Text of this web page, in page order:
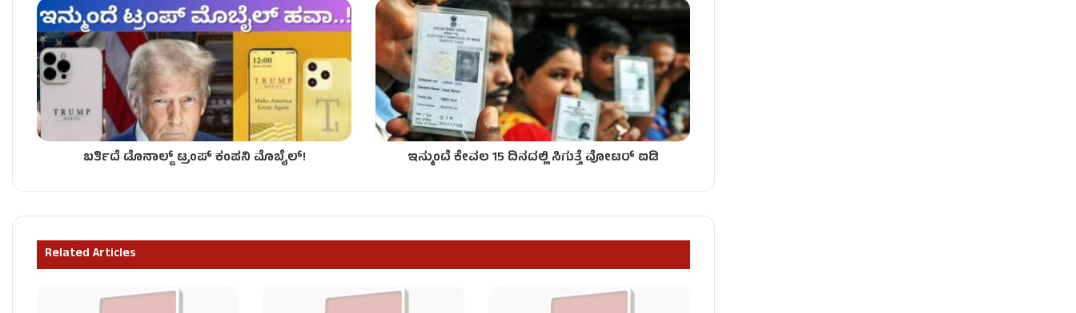
ವೃಶ್ಚಿಕ ರಾಶಿಯವರು ಈ ಕೆಲಸ ಮಾಡಿದ್ರೆ ಅವರ ಜೀವನದಲ್ಲಿ ಸುವರ್ಣಯುಗ..!
ಅಕ್ಷಯ ತೃತೀಯದಂದು ‘ಗಜಕೇಸರಿ ರಾಜಯೋಗ’: ಈ ರಾಶಿಯವರಿಗೆ ಒಲಿಯಲಿದೆ ಅದೃಷ್ಟದ ಸುವರ್ಣ ಕಾಲ..!
ಏಪ್ರಿಲ್ ತಿಂಗಳ ಮೊದಲ ವಾರ ಯಾವ ರಾಶಿಗೆ ಶುಭ?
ಬರ್ತಿದೆ ಡೊನಾಲ್ಡ್ ಟ್ರಂಪ್ ಕಂಪನಿ ಮೊಬೈಲ್! ಇನ್ಮುಂದೆ ಕೇವಲ 15 ದಿನದಲ್ಲಿ ಸಿಗುತ್ತೆ ವೋಟರ್ ಐಡಿ
Related Articles